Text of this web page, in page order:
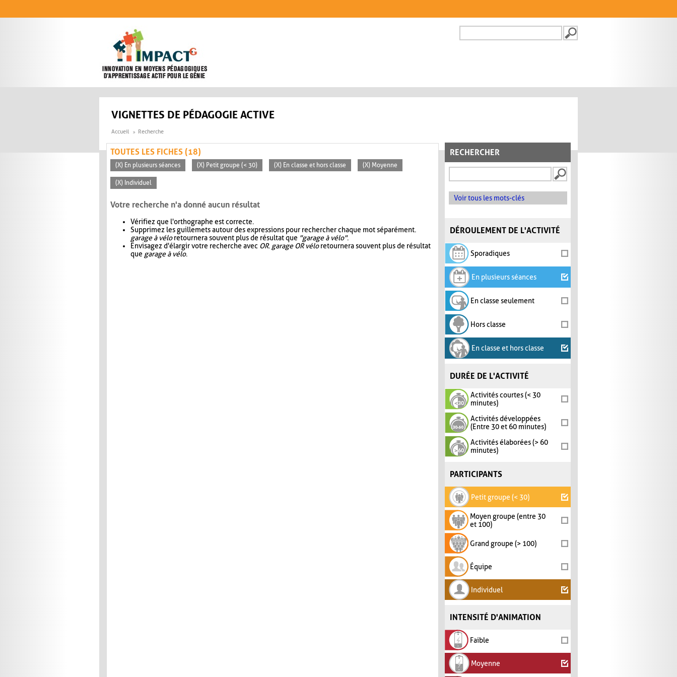
FORMULAIRE DE
VIGNETTES DE PÉDAGOGIE ACTIVE
Accueil Recherche
RECHERCHER
Voir tous les mots-clés
DÉROULEMENT DE L'ACTIVITÉ
Sporadiques
En plusieurs séances
En classe seulement
Hors classe
En classe et hors classe
DURÉE DE L'ACTIVITÉ
Activités courtes (< 30
minutes)
Activités développées
(Entre 30 et 60 minutes)
Activités élaborées (> 60
minutes)
PARTICIPANTS
Petit groupe (< 30)
Moyen groupe (entre 30
et 100)
Grand groupe (> 100)
Équipe
Individuel
INTENSITÉ D'ANIMATION
Faible
Moyenne
TOUTES LES FICHES (18)
(X) En plusieurs séances (X) Petit groupe (< 30) (X) En classe et hors classe (X) Moyenne
(X) Individuel
Votre recherche n'a donné aucun résultat
Vérifiez que l'orthographe est correcte.
Supprimez les guillemets autour des expressions pour rechercher chaque mot séparément.
garage à véloretournera souvent plus de résultat que "garage à vélo".
Envisagez d'élargir votre recherche avec OR. garage OR véloretournera souvent plus de résultat
que garage à vélo.